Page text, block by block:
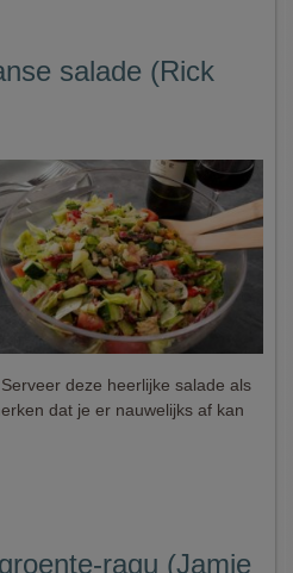
salade (Rick
deze heerlijke salade als
dat je er nauwelijks af kan
ragu (Jamie